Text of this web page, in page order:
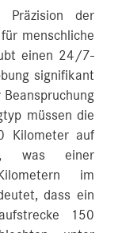
Präzision der
menschliche
einen 24/7-
signifikant
müssen die
Kilometer auf
was einer
im
dass ein
150